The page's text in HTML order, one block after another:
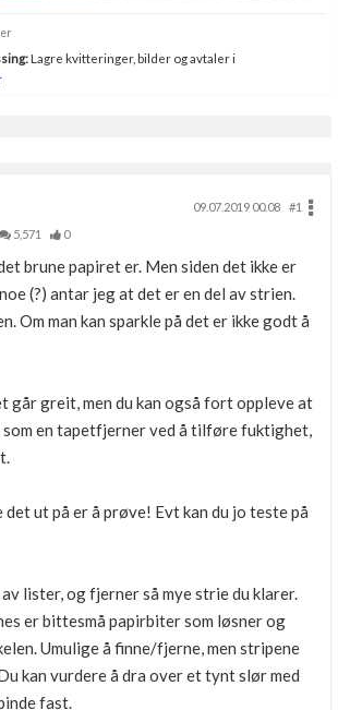
Lagre kvitteringer, bilder og avtaler i
09.07.2019 00.08
#1
5,571
0
brune papiret er. Men siden det ikke er
(?) antar jeg at det er en del av strien.
Om man kan sparkle på det er ikke godt å
går greit, men du kan også fort oppleve at
en tapetfjerner ved å tilføre fuktighet,
det ut på er å prøve! Evt kan du jo teste på
lister, og fjerner så mye strie du klarer.
er bittesmå papirbiter som løsner og
Umulige å finne/fjerne, men stripene
kan vurdere å dra over et tynt slør med
fast.